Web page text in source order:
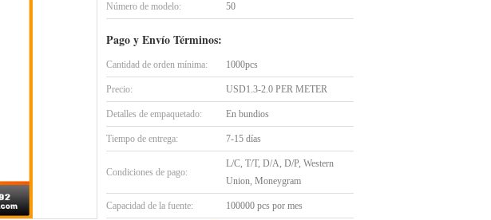
Número de modelo: 50
Pago y Envío Términos:
Cantidad de orden mínima: 1000pcs
Precio: USD1.3-2.0 PER METER
Detalles de empaquetado: En bundios
Tiempo de entrega: 7-15 días
Condiciones de pago:
L/C, T/T, D/A, D/P, Western
Union, Moneygram
Capacidad de la fuente: 100000 pcs por mes